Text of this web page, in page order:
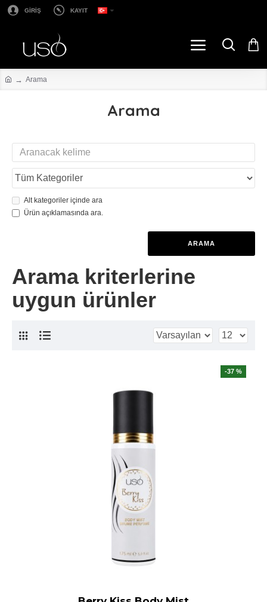
GİRİŞ KAYIT
Arama
Arama
Alt kategoriler içinde ara
Ürün açıklamasında ara.
ARAMA
Arama kriterlerine
uygun ürünler
-37 %